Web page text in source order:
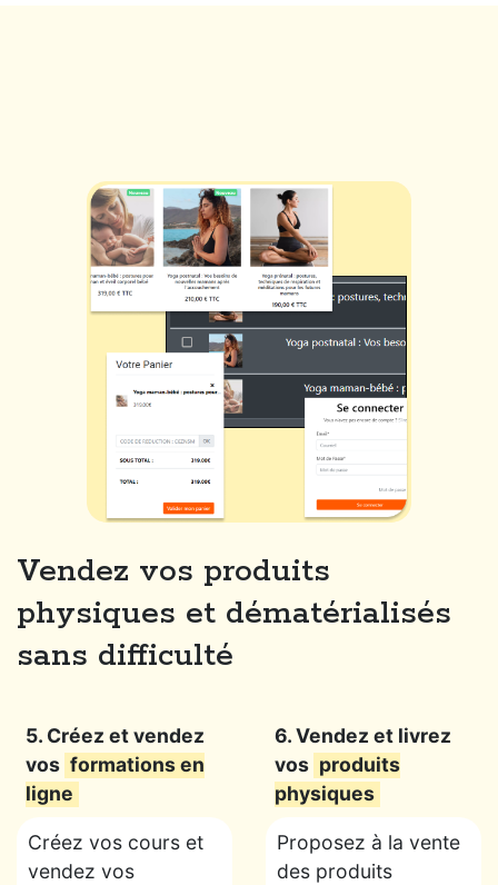
Vendez vos produits
physiques et dématérialisés
sans difficulté
5. Créez et vendez
vos formations en
ligne
Créez vos cours et
vendez vos
6. Vendez et livrez
vos produits
physiques
Proposez à la vente
des produits